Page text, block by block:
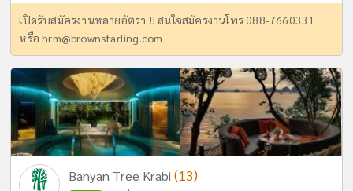
เปิดรับสมัครงานหลายอัตรา !! สนใจสมัครงานโทร 088-7660331
หรือhrm@brownstarling.com
Banyan Tree Krabi(13)